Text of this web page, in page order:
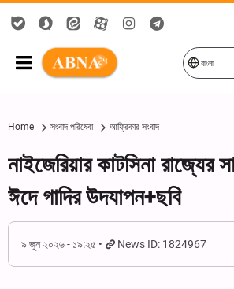
বাংলা
Home সংবাদ পরিষেবা আফ্রিকার সংবাদ
নাইজেরিয়ার কাটসিনা রাজ্যের
ঈদে গাদির উদযাপন+ছবি
৯ জুন ২০২৬ - ১৯:২৫ News ID: 1824967